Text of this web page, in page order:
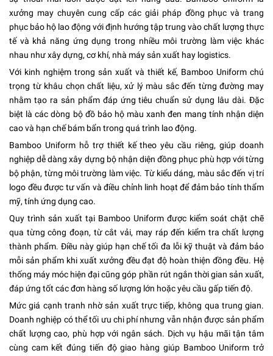
xưởng may chuyên cung cấp các giải pháp đồng phục và trang
phục bảo hộ lao động với định hướng tập trung vào chất lượng thực
tế và khả năng ứng dụng trong nhiều môi trường làm việc khác
nhau như xây dựng, cơ khí, nhà máy sản xuất hay logistics.
Với kinh nghiệm trong sản xuất và thiết kế, Bamboo Uniform chú
trọng từ khâu chọn chất liệu, xử lý màu sắc đến từng đường may
nhằm tạo ra sản phẩm đáp ứng tiêu chuẩn sử dụng lâu dài. Đặc
biệt là các dòng bộ đồ bảo hộ màu xanh đen mang tính nhận diện
cao và hạn chế bám bẩn trong quá trình lao động.
Bamboo Uniform hỗ trợ thiết kế theo yêu cầu riêng, giúp doanh
nghiệp dễ dàng xây dựng bộ nhận diện đồng phục phù hợp với từng
bộ phận, từng môi trường làm việc. Từ kiểu dáng, màu sắc đến vị trí
logo đều được tư vấn và điều chỉnh linh hoạt để đảm bảo tính thẩm
mỹ, tính ứng dụng cao.
Quy trình sản xuất tại Bamboo Uniform được kiểm soát chặt chẽ
qua từng công đoạn, từ cắt vải, may ráp đến kiểm tra chất lượng
thành phẩm. Điều này giúp hạn chế tối đa lỗi kỹ thuật và đảm bảo
mỗi sản phẩm khi xuất xưởng đều đạt độ hoàn thiện đồng đều. Hệ
thống máy móc hiện đại cũng góp phần rút ngắn thời gian sản xuất,
đáp ứng tốt các đơn hàng số lượng lớn hoặc yêu cầu gấp tiến độ.
Mức giá cạnh tranh nhờ sản xuất trực tiếp, không qua trung gian.
Doanh nghiệp có thể tối ưu chi phí nhưng vẫn nhận được sản phẩm
chất lượng cao, phù hợp với ngân sách. Dịch vụ hậu mãi tận tâm
cùng cam kết đúng tiến độ giao hàng giúp Bamboo Uniform trở